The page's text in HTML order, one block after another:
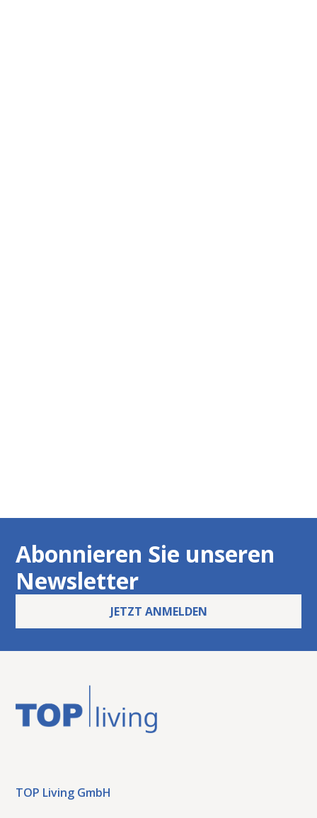
Abonnieren Sie unseren
Newsletter
JETZT ANMELDEN
TOP Living GmbH